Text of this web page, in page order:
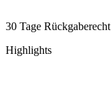
30 Tage Rückgaberecht
Highlights